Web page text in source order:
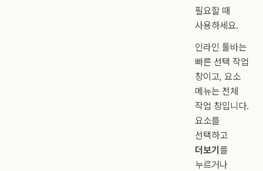
필요할 때
사용하세요.
인라인 툴바는
빠른 선택 작업
창이고, 요소
메뉴는 전체
작업 창입니다.
요소를
선택하고
더보기 를
누르거나